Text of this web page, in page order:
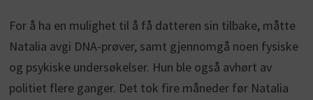
For å ha en mulighet til å få datteren sin tilbake, måtte
Natalia avgi DNA-prøver, samt gjennomgå noen fysiske
og psykiske undersøkelser. Hun ble også avhørt av
politiet flere ganger. Det tok fire måneder før Natalia